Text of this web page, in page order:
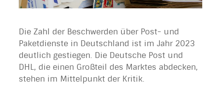
Die Zahl der Beschwerden über Post- und
Paketdienste in Deutschland ist im Jahr 2023
deutlich gestiegen. Die Deutsche Post und
DHL, die einen Großteil des Marktes abdecken,
stehen im Mittelpunkt der Kritik.